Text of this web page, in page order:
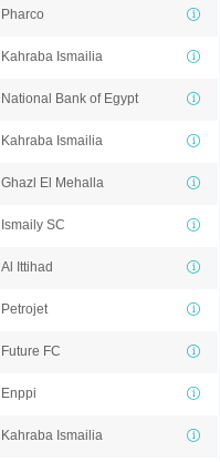
Pharco
Kahraba Ismailia
National Bank of Egypt
Kahraba Ismailia
Ghazl El Mehalla
Ismaily SC
Al Ittihad
Petrojet
Future FC
Enppi
Kahraba Ismailia